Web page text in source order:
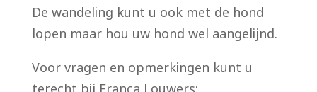
De wandeling kunt u ook met de hond
lopen maar hou uw hond wel aangelijnd.
Voor vragen en opmerkingen kunt u
terecht bij Franca Louwers: